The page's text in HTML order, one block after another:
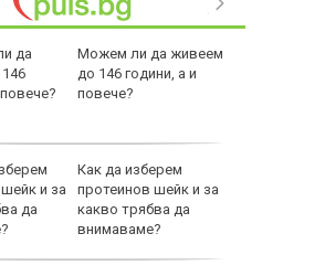
Можем ли да живеем
до 146 години, а и
повече?
Как да изберем
протеинов шейк и за
какво трябва да
внимаваме?